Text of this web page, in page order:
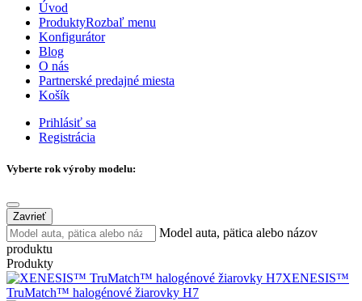
Úvod
ProduktyRozbaľ menu
Konfigurátor
Blog
O nás
Partnerské predajné miesta
Košík
Prihlásiť sa
Registrácia
Vyberte rok výroby modelu:
Zavrieť
Model auta, pätica alebo názov
produktu
Produkty
XENESIS™
TruMatch™ halogénové žiarovky H7